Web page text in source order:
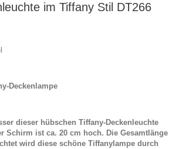
im Tiffany Stil DT266
Deckenlampe
dieser hübschen Tiffany-Deckenleuchte
Schirm ist ca. 20 cm hoch. Die Gesamtlänge
wird diese schöne Tiffanylampe durch